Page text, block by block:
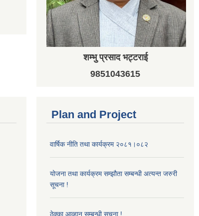
शम्भु प्रसाद भट्टराई
9851043615
Plan and Project
वार्षिक नीति तथा कार्यक्रम २०८१।०८२
योजना तथा कार्यक्रम सम्झौता सम्बन्धी अत्यन्त जरुरी
सूचना !
ठेक्का आव्हान सम्बन्धी सूचना !